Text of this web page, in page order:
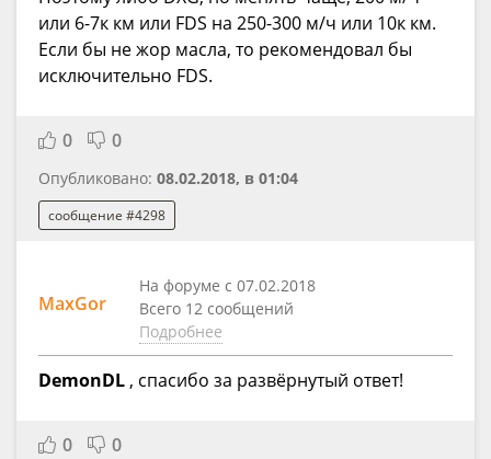
или 6-7к км или FDS на 250-300 м/ч или 10к км.
Если бы не жор масла, то рекомендовал бы
исключительно FDS.
0 0
Опубликовано: 08.02.2018, в 01:04
сообщение #4298
MaxGor
На форуме с 07.02.2018
Всего 12 сообщений
Подробнее
DemonDL , спасибо за развёрнутый ответ!
0 0